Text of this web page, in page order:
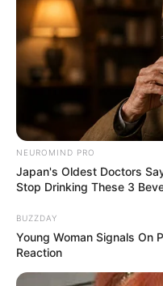
NEUROMIND PRO
Japan's Oldest Doctors
Stop Drinking These 3
BUZZDAY
Young Woman Signals On
Reaction